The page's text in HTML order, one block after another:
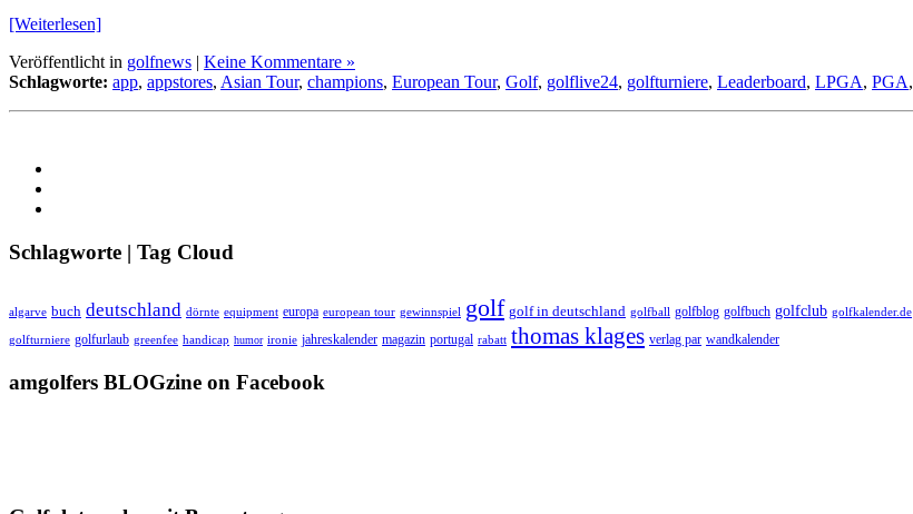
[Weiterlesen]
Veröffentlicht in golfnews | Keine Kommentare »
Schlagworte: app, appstores, Asian Tour, champions, European Tour, Golf, golflive24, golfturniere, Leaderboard, LPGA, PGA,
Schlagworte | Tag Cloud
algarve buch deutschland dörnte equipment europa european tour gewinnspiel golf golf in deutschland golfball golfblog golfbuch golfclub golfkalender.de
golfturniere golfurlaub greenfee handicap humor ironie jahreskalender magazin portugal rabatt thomas klages verlag par wandkalender
amgolfers BLOGzine on Facebook